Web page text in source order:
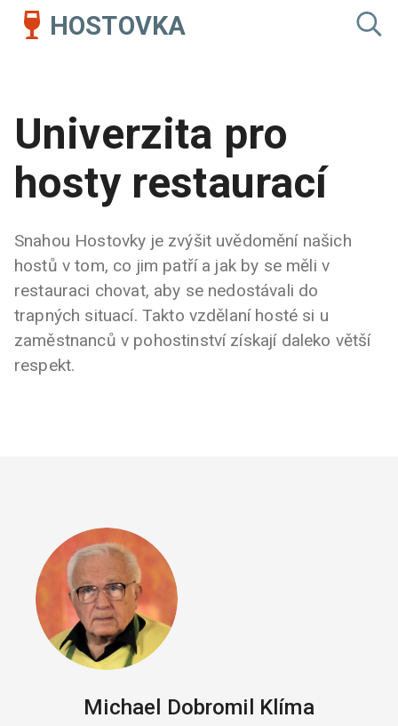
HOSTOVKA
Univerzita pro
hosty restaurací
Snahou Hostovky je zvýšit uvědomění našich
hostů v tom, co jim patří a jak by se měli v
restauraci chovat, aby se nedostávali do
trapných situací. Takto vzdělaní hosté si u
zaměstnanců v pohostinství získají daleko větší
respekt.
Michael Dobromil Klíma